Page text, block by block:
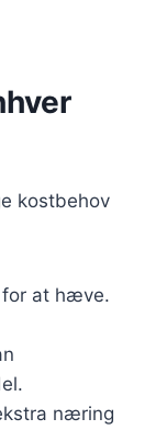
kostbehov
at hæve.
næring